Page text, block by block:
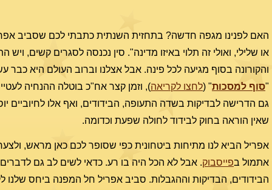
האם לפנינו מגפה חדשה? בתחזית השנתית כתבתי לכם שסביב אפריל
או שלילי, ואולי זה תלוי באיזו מדינה". סין נכנסה לסגרים קשים,
"סוף למסכות" (לחצו לקריאה), וזמן קצר אח"כ בוטלה ההנחיה
גם הדרישה לבדיקות בשדה התעופה, הבידודים, ואף אלו לחיוביים
שאין הוראה בחוק לבידוד לחולה שפעת וכדומה.
אפריל הביא לנו מתיחות ביטחונית כפי שסופר לכם כאן מראש,
אתמול בפייסבוק. אבל לא הכל היה בו רע. כדאי לשים לב גם
הבידודים, הבדיקות וההגבלות. סביב אפריל חל המפנה ביחס שלנו